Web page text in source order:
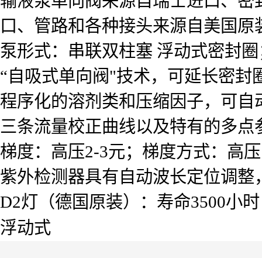
口、管路和各种接头来源自美国原
泵形式：串联双柱塞 浮动式密封
“自吸式单向阀"技术，可延长密封
程序化的溶剂类和压缩因子，可
三条流量校正曲线以及特有的多
梯度：高压2-3元；梯度方式：高
紫外检测器具有自动波长定位调
D2灯（德国原装）：寿命3500小
浮动式